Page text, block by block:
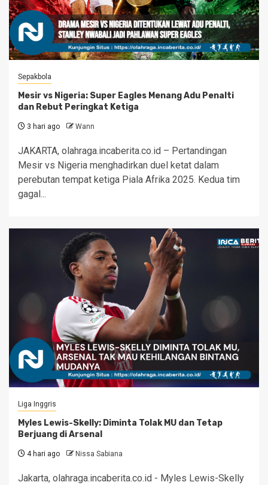
Sepakbola
Mesir vs Nigeria: Super Eagles Menang Adu Penalti
dan Rebut Peringkat Ketiga
3 hari ago Wann
JAKARTA, olahraga.incaberita.co.id – Pertandingan
Mesir vs Nigeria menghadirkan duel ketat dalam
perebutan tempat ketiga Piala Afrika 2025. Kedua tim
gagal...
Liga Inggris
Myles Lewis-Skelly: Diminta Tolak MU dan Tetap
Berjuang di Arsenal
4 hari ago Nissa Sabiana
Jakarta, olahraga.incaberita.co.id - Myles Lewis-Skelly